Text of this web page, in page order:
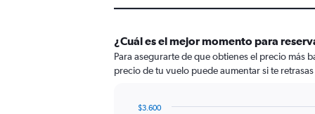
¿Cuál es el mejor momento para
Para asegurarte de que obtienes el precio más
precio de tu vuelo puede aumentar si te
$3.600